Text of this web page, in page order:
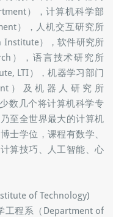
分别为计算生物学部门
），计算机科学部
），人机交互研究所
Institute），软件研究所
），语言技术研究所
LTI），机器学习部门
）及机器人研究所
数几个将计算机科学专
至全世界最大的计算机
士学位，课程有数学、
算技巧、人工智能、心
of Technology)